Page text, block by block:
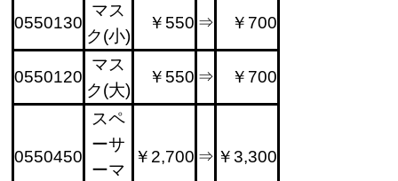
0550130
マス
ク(小)
￥550 ⇒ ￥700
0550120
マス
ク(大)
￥550 ⇒ ￥700
0550450
スペ
ーサ
ーマ
￥2,700 ⇒ ￥3,300